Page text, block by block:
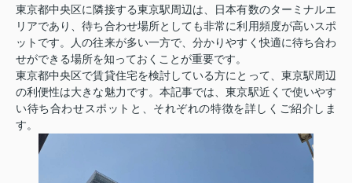
東京都中央区に隣接する東京駅周辺は、日本有数のターミナルエ
リアであり、待ち合わせ場所としても非常に利用頻度が高いスポ
ットです。人の往来が多い一方で、分かりやすく快適に待ち合わ
せができる場所を知っておくことが重要です。
東京都中央区で賃貸住宅を検討している方にとって、東京駅周辺
の利便性は大きな魅力です。本記事では、東京駅近くで使いやす
い待ち合わせスポットと、それぞれの特徴を詳しくご紹介しま
す。